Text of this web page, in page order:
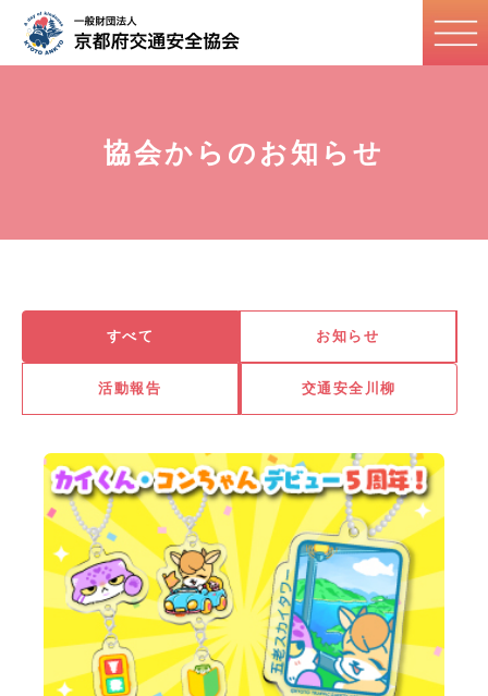
協会からのお知らせ
すべて お知らせ
活動報告 交通安全川柳